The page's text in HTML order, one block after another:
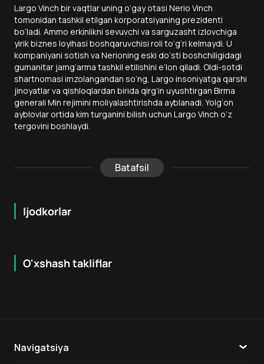
Largo Vinch bir vaqtlar uning o‘gay otasi Nerio Vinch
tomonidan tashkil etilgan korporatsiyaning prezidenti
bo‘ladi. Ammo erkinlikni sevuvchi va sarguzasht izlovchiga
yirik biznes loyihasi boshqaruvchisi roli to‘g‘ri kelmaydi. U
kompaniyani sotish va Nerioning eski do‘sti boshchiligidagi
gumanitar jamg‘arma tashkil etilishini e’lon qiladi. Oldi-sotdi
shartnomasi imzolangandan so‘ng, Largo insoniyatga qarshi
jinoyatlar va qishloqlardan birida qirg‘in uyushtirgan Birma
generali Min rejimini moliyalashtirishda ayblanadi. Yolg‘on
ayblovlar ortida kim turganini bilish uchun Largo Vinch o‘z
tergovini boshlaydi.
Batafsil
Ijodkorlar
O'xshash takliflar
16 + 7.9
Navigatsiya